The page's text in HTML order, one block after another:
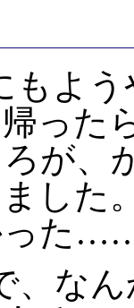
もよ
った
が、
まし
った
、な